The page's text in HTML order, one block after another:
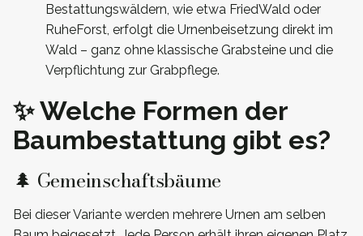
Bestattungswäldern, wie etwa FriedWald oder
RuheForst, erfolgt die Urnenbeisetzung direkt im
Wald – ganz ohne klassische Grabsteine und die
Verpflichtung zur Grabpflege.
✨ Welche Formen der
Baumbestattung gibt es?
🌲 Gemeinschaftsbäume
Bei dieser Variante werden mehrere Urnen am selben